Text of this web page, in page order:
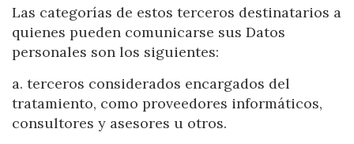
Las categorías de estos terceros destinatarios a
quienes pueden comunicarse sus Datos
personales son los siguientes:
a. terceros considerados encargados del
tratamiento, como proveedores informáticos,
consultores y asesores u otros.